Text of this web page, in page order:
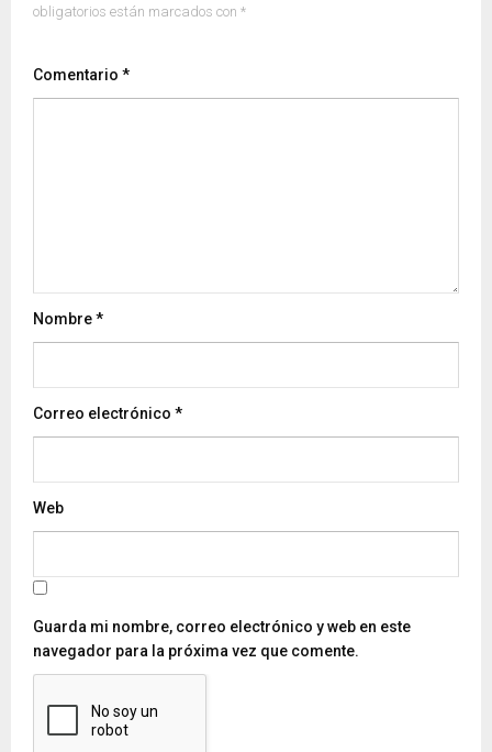
obligatorios están marcados con *
Comentario *
Nombre*
Correo electrónico *
Web
Guarda mi nombre, correo electrónico y web en este
navegador para la próxima vez que comente.